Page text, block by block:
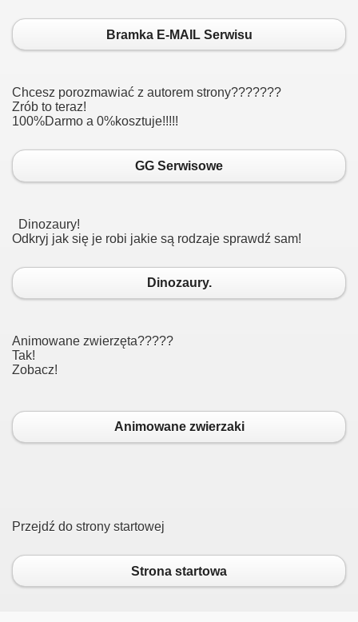
Bramka E-MAIL Serwisu
Chcesz porozmawiać z autorem strony???????
Zrób to teraz!
100%Darmo a 0%kosztuje!!!!!
GG Serwisowe
Dinozaury!
Odkryj jak się je robi jakie są rodzaje sprawdź sam!
Dinozaury.
Animowane zwierzęta?????
Tak!
Zobacz!
Animowane zwierzaki
Przejdź do strony startowej
Strona startowa